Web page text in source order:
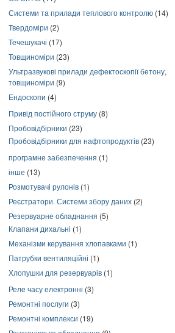
Системи та прилади теплового контролю (14)
Твердоміри (2)
Течешукачі (17)
Товщиноміри (23)
Ультразвукові прилади дефектоскопії бетону,
товщиноміри (9)
Ендоскопи (4)
Привід постійного струму (8)
Пробовідбірники (23)
Пробовідбірники для нафтопродуктів (23)
програмне забезпечення (1)
інше (13)
Розмотувачі рулонів (1)
Реєстратори. Системи збору даних (2)
Резервуарне обладнання (5)
Клапани дихальні (1)
Механізми керування хлопавками (1)
Патрубки вентиляційні (1)
Хлопушки для резервуарів (1)
Реле часу електронні (3)
Ремонтні послуги (3)
Ремонтні комплекси (19)